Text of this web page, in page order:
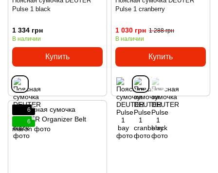
Pulse 1 black
1 334 грн
В наличии
Купить
Pulse 1 cranberry
1 030 грн 1 288 грн
В наличии
Купить
6
6